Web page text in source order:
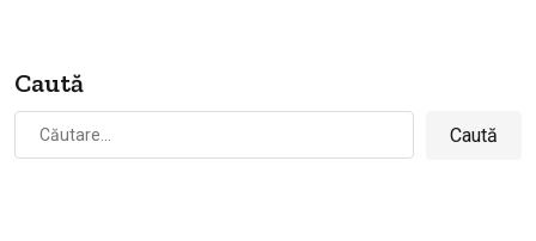
Caută
Caută
după: